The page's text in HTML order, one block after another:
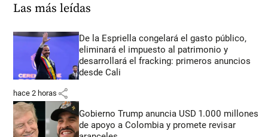
Las más leídas
De la Espriella congelará el gasto público,
eliminará el impuesto al patrimonio y
desarrollará el fracking: primeros anuncios
desde Cali
hace 2 horas share
Gobierno Trump anuncia USD 1.000 millones
de apoyo a Colombia y promete revisar